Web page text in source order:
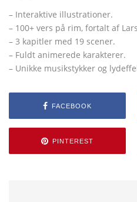
– Interaktive illustrationer.
– 100+ vers på rim, fortalt af
– 3 kapitler med 19 scener.
– Fuldt animerede karakterer.
– Unikke musikstykker og
FACEBOOK
PINTEREST